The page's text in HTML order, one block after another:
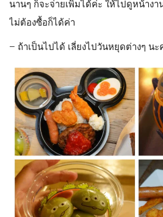
ข้อควรรู้สำหรับการไป โตเกียว ดิสนีย์
– โหลดแอพ Tokyo Disneyland จะมี
เครื่องเล่น เวลาเปิดปิดสวนสนุก ตารา
– ภายในแอพจะมีให้ซื้อ DPA หรือ